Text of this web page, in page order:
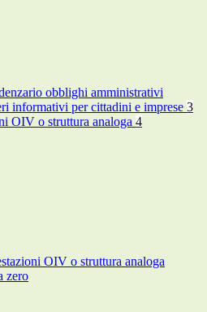
obblighi amministrativi
informativi per cittadini e imprese 3
OIV o struttura analoga 4
OIV o struttura analoga
zero